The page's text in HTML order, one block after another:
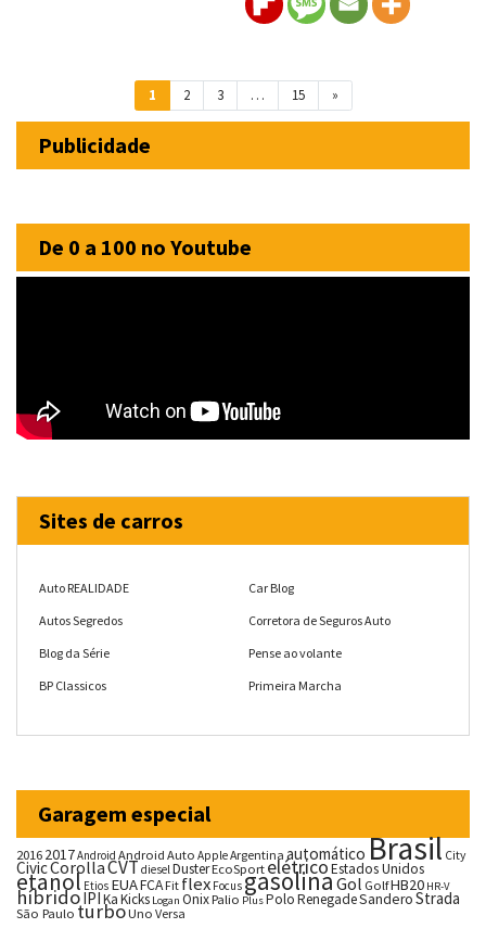
Navegação entre posts
1 2 3 … 15 »
Publicidade
De 0 a 100 no Youtube
Sites de carros
Auto REALIDADE
Autos Segredos
Blog da Série
BP Classicos
Car Blog
Corretora de Seguros Auto
Pense ao volante
Primeira Marcha
Garagem especial
20162017Android Android Auto AppleArgentina automáticoBrasil City
CivicCorollaCVTdiesel DusterEcoSportelétricoEstados Unidos
etanol Etios EUAFCA Fit flex FocusgasolinaGol GolfHB20 HR-V
híbridoIPIKaKicks Logan OnixPalio PlusPoloRenegadeSanderoStrada
São Paulo turboUno Versa